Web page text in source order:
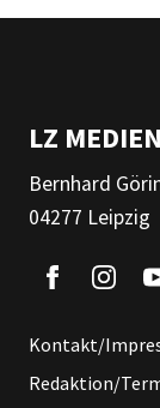
LZ
Bernhard
04277 Leipzig
Kontakt/
Redaktion/